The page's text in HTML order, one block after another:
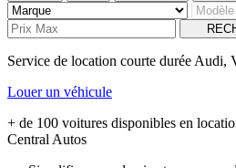
Service de location courte durée Audi,
Louer un véhicule
+ de 100 voitures disponibles en
Central Autos